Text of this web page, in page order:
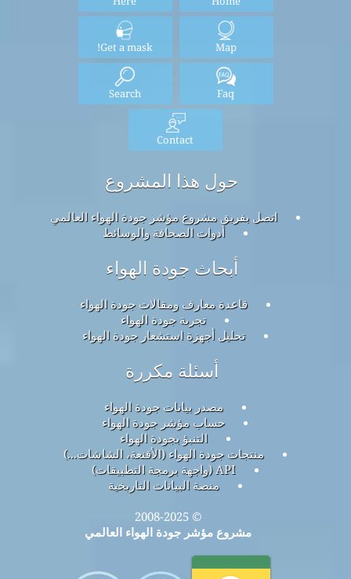
Map
Get a mask!
Faq
Search
Contact
حول هذا المشروع
اتصل بفريق مشروع مؤشر جودة الهواء العالمي
أدوات الصحافة والوسائط
أبحاث جودة الهواء
قاعدة معارف ومقالات جودة الهواء
تجربة جودة الهواء
تحليل أجهزة استشعار جودة الهواء
أسئلة مكررة
مصدر بيانات جودة الهواء
حساب مؤشر جودة الهواء
التنبؤ بجودة الهواء
منتجات جودة الهواء (الأقنعة، الشاشات...)
API (واجهة برمجة التطبيقات)
منصة البيانات التاريخية
© 2008-2025
مشروع مؤشر جودة الهواء العالمي